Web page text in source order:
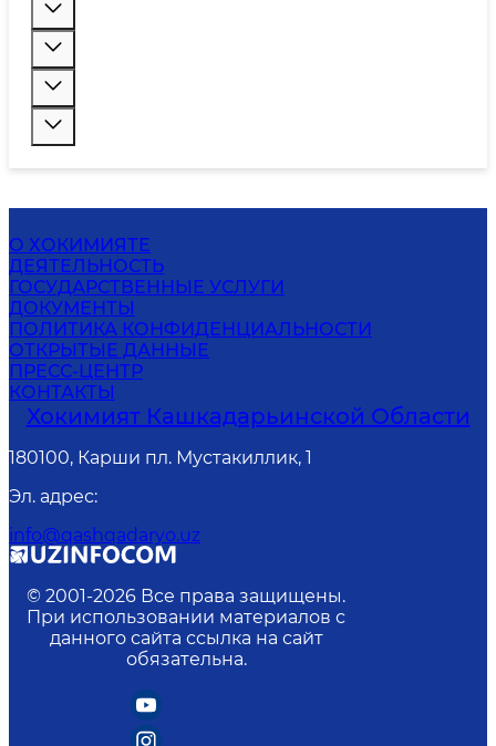
О ХОКИМИЯТЕ
ДЕЯТЕЛЬНОСТЬ
ГОСУДАРСТВЕННЫЕ УСЛУГИ
ДОКУМЕНТЫ
ПОЛИТИКА КОНФИДЕНЦИАЛЬНОСТИ
ОТКРЫТЫЕ ДАННЫЕ
ПРЕСС-ЦЕНТР
КОНТАКТЫ
Хокимият Кашкадарьинской Области
180100, Карши пл. Мустакиллик, 1
Эл. адрес:
info@qashqadaryo.uz
© 2001-2026 Все права защищены.
При использовании материалов с
данного сайта ссылка на сайт
обязательна.